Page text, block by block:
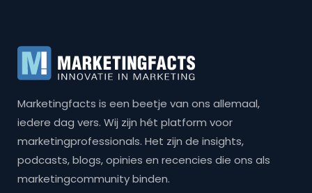
Marketingfacts is een beetje van ons allemaal,
iedere dag vers. Wij zijn hét platform voor
marketingprofessionals. Het zijn de insights,
podcasts, blogs, opinies en recencies die ons als
marketingcommunity binden.